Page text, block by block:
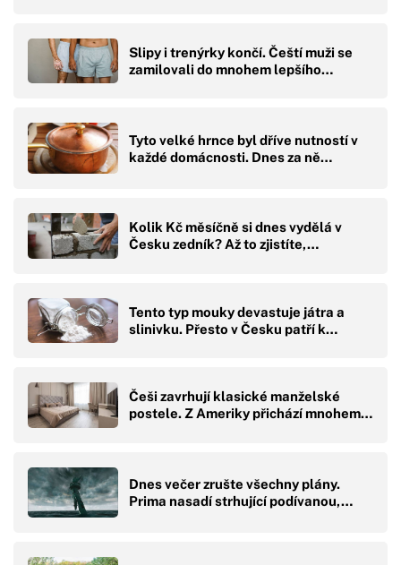
Slipy i trenýrky končí. Čeští muži se
zamilovali do mnohem lepšího…
Tyto velké hrnce byl dříve nutností v
každé domácnosti. Dnes za ně…
Kolik Kč měsíčně si dnes vydělá v
Česku zedník? Až to zjistíte,…
Tento typ mouky devastuje játra a
slinivku. Přesto v Česku patří k…
Češi zavrhují klasické manželské
postele. Z Ameriky přichází mnohem…
Dnes večer zrušte všechny plány.
Prima nasadí strhující podívanou,…